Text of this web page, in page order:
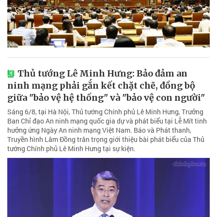
Thủ tướng Lê Minh Hưng: Bảo đảm an
ninh mạng phải gắn kết chặt chẽ, đồng bộ
giữa "bảo vệ hệ thống" và "bảo vệ con người"
Sáng 6/8, tại Hà Nội, Thủ tướng Chính phủ Lê Minh Hưng, Trưởng
Ban Chỉ đạo An ninh mạng quốc gia dự và phát biểu tại Lễ Mít tinh
hưởng ứng Ngày An ninh mạng Việt Nam. Báo và Phát thanh,
Truyền hình Lâm Đồng trân trọng giới thiệu bài phát biểu của Thủ
tướng Chính phủ Lê Minh Hưng tại sự kiện.